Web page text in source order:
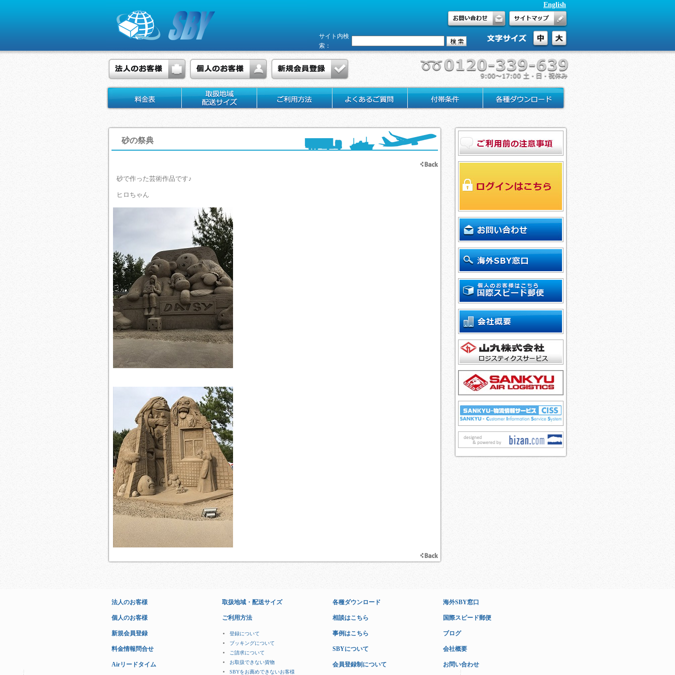
English
サイト内検
索：
砂の祭典
砂で作った芸術作品です♪
ヒロちゃん
法人のお客様
個人のお客様
新規会員登録
料金情報問合せ
Airリードタイム
取扱地域・配送サイズ
ご利用方法
登録について
ブッキングについて
ご請求について
お取扱できない貨物
SBYをお薦めできないお客様
各種ダウンロード
相談はこちら
事例はこちら
SBYについて
会員登録制について
海外SBY窓口
国際スピード郵便
ブログ
会社概要
お問い合わせ